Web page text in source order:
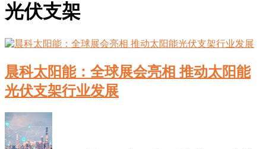
光伏支架
​晨科太阳能：全球展会亮相 推动太阳能
光伏支架行业发展